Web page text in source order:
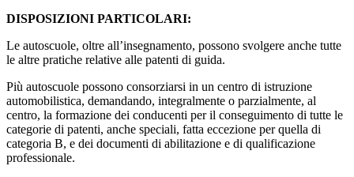
DISPOSIZIONI PARTICOLARI:
Le autoscuole, oltre all’insegnamento, possono svolgere anche tutte
le altre pratiche relative alle patenti di guida.
Più autoscuole possono consorziarsi in un centro di istruzione
automobilistica, demandando, integralmente o parzialmente, al
centro, la formazione dei conducenti per il conseguimento di tutte le
categorie di patenti, anche speciali, fatta eccezione per quella di
categoria B, e dei documenti di abilitazione e di qualificazione
professionale.